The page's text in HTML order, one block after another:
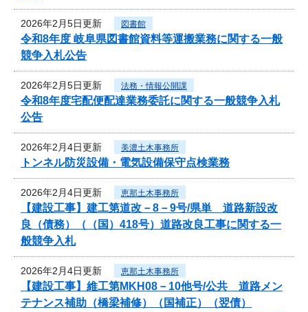
2026年2月5日更新 図書館
令和8年度 岐阜県図書館資料等運搬業務に関する一般
競争入札公告
2026年2月5日更新 法務・情報公開課
令和8年度宅配便配達業務委託に関する一般競争入札
公告
2026年2月4日更新 美濃土木事務所
トンネル防災設備・電気設備保守点検業務
2026年2月4日更新 恵那土木事務所
【建設工事】建工第道改－8－9号/県単 道路新設改
良（債務）（（国）418号）道路改良工事に関する一
般競争入札
2026年2月4日更新 恵那土木事務所
【建設工事】維工第MKH08－10他号/公共 道路メン
テナンス補助（橋梁補修）（国補正）（翌債）